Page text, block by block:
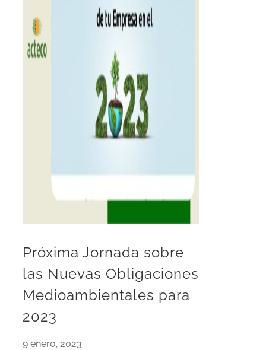
Próxima Jornada sobre
las Nuevas Obligaciones
Medioambientales para
2023
9 enero, 2023